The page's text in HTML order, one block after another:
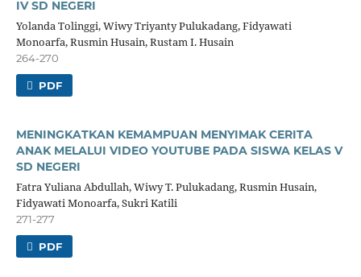
IV SD NEGERI
Yolanda Tolinggi, Wiwy Triyanty Pulukadang, Fidyawati
Monoarfa, Rusmin Husain, Rustam I. Husain
264-270
PDF
MENINGKATKAN KEMAMPUAN MENYIMAK CERITA
ANAK MELALUI VIDEO YOUTUBE PADA SISWA KELAS V
SD NEGERI
Fatra Yuliana Abdullah, Wiwy T. Pulukadang, Rusmin Husain,
Fidyawati Monoarfa, Sukri Katili
271-277
PDF